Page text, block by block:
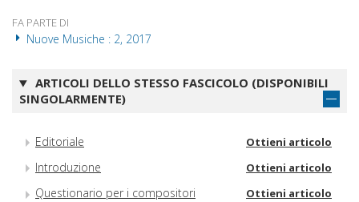
FA PARTE DI
Nuove Musiche : 2, 2017
ARTICOLI DELLO STESSO FASCICOLO (DISPONIBILI
SINGOLARMENTE)
Editoriale Ottieni articolo
Introduzione Ottieni articolo
Questionario per i compositori Ottieni articolo